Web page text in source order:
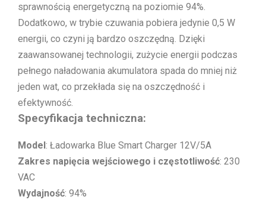
sprawnością energetyczną na poziomie 94%.
Dodatkowo, w trybie czuwania pobiera jedynie 0,5 W
energii, co czyni ją bardzo oszczędną. Dzięki
zaawansowanej technologii, zużycie energii podczas
pełnego naładowania akumulatora spada do mniej niż
jeden wat, co przekłada się na oszczędność i
efektywność.
Specyfikacja techniczna:
Model : Ładowarka Blue Smart Charger 12V/5A
Zakres napięcia wejściowego i częstotliwość: 230
VAC
Wydajność: 94%